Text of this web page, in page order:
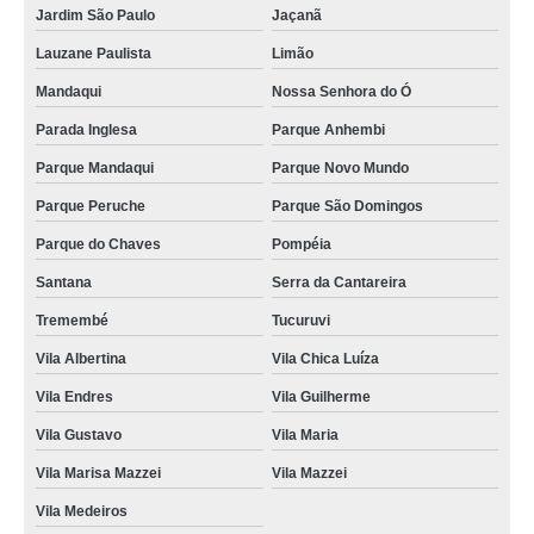
Jardim São Paulo Jaçanã
Lauzane Paulista Limão
Mandaqui Nossa Senhora do Ó
Parada Inglesa Parque Anhembi
Parque Mandaqui Parque Novo Mundo
Parque Peruche Parque São Domingos
Parque do Chaves Pompéia
Santana Serra da Cantareira
Tremembé Tucuruvi
Vila Albertina Vila Chica Luíza
Vila Endres Vila Guilherme
Vila Gustavo Vila Maria
Vila Marisa Mazzei Vila Mazzei
Vila Medeiros